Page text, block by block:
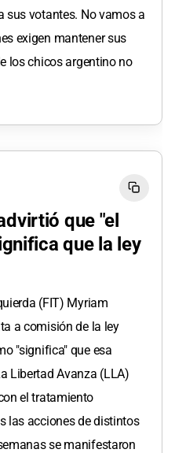
sus votantes. No vamos a
exigen mantener sus
los chicos argentino no
que "el
que la ley
(FIT) Myriam
a comisión de la ley
"significa" que esa
Libertad Avanza (LLA)
el tratamiento
las acciones de distintos
se manifestaron